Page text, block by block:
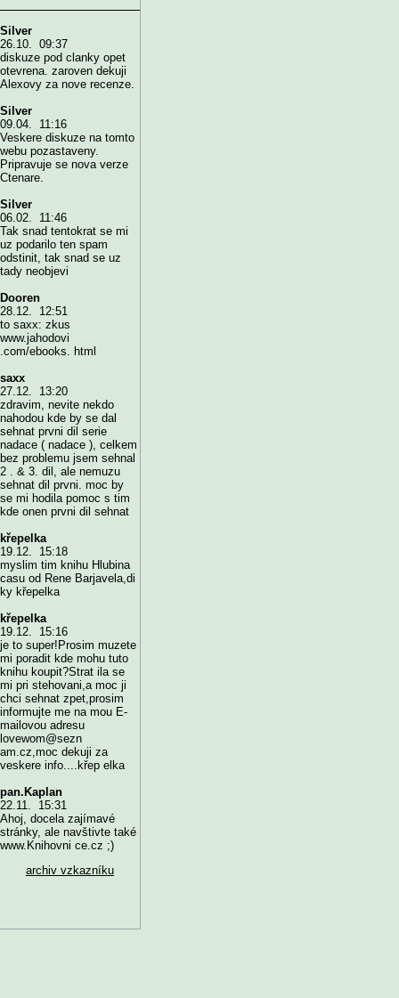
Silver
26.10. 09:37
diskuze pod clanky opet
otevrena. zaroven dekuji
Alexovy za nove recenze.
Silver
09.04. 11:16
Veskere diskuze na tomto
webu pozastaveny.
Pripravuje se nova verze
Ctenare.
Silver
06.02. 11:46
Tak snad tentokrat se mi
uz podarilo ten spam
odstinit, tak snad se uz
tady neobjevi
Dooren
28.12. 12:51
to saxx: zkus
www.jahodovi
.com/ebooks. html
saxx
27.12. 13:20
zdravim, nevite nekdo
nahodou kde by se dal
sehnat prvni dil serie
nadace ( nadace ), celkem
bez problemu jsem sehnal
2 . & 3. dil, ale nemuzu
sehnat dil prvni. moc by
se mi hodila pomoc s tim
kde onen prvni dil sehnat
křepelka
19.12. 15:18
myslim tim knihu Hlubina
casu od Rene Barjavela,di
ky křepelka
křepelka
19.12. 15:16
je to super!Prosim muzete
mi poradit kde mohu tuto
knihu koupit?Strat ila se
mi pri stehovani,a moc ji
chci sehnat zpet,prosim
informujte me na mou E-
mailovou adresu
lovewom@sezn
am.cz,moc dekuji za
veskere info....křep elka
pan.Kaplan
22.11. 15:31
Ahoj, docela zajímavé
stránky, ale navštivte také
www.Knihovni ce.cz ;)
archiv vzkazníku